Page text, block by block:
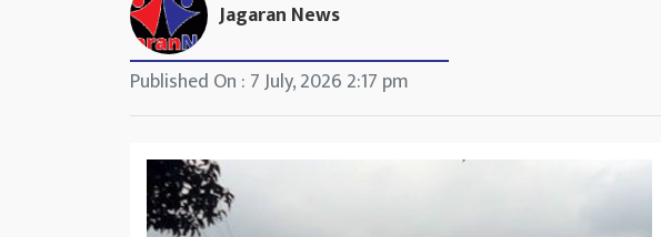
Jagaran News
Published On : 7 July, 2026 2:17 pm